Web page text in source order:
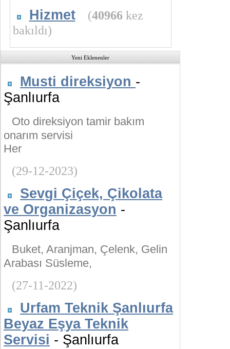
Hizmet (40966 kez
bakıldı)
Yeni Eklenenler
Musti direksiyon -
Şanlıurfa
Oto direksiyon tamir bakım
onarım servisi
Her
(29-12-2023)
Sevgi Çiçek, Çikolata
ve Organizasyon -
Şanlıurfa
Buket, Aranjman, Çelenk, Gelin
Arabası Süsleme,
(27-11-2022)
Urfam Teknik Şanlıurfa
Beyaz Eşya Teknik
Servisi - Şanlıurfa